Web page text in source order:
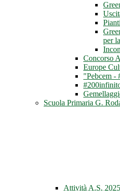
per
Concorso
Europe
"Pebcem -
Scuola Primaria G.
Attività A.S.